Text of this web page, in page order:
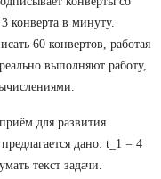
конверта в минуту.
60 конвертов, работая
выполняют работу,
для развития
дано: t_1 = 4
текст задачи.